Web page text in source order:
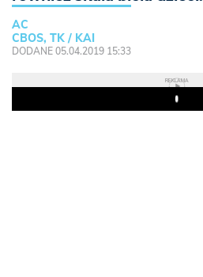
AC
CBOS, TK / KAI
DODANE 05.04.2019 15:33
REKLAMA
Play